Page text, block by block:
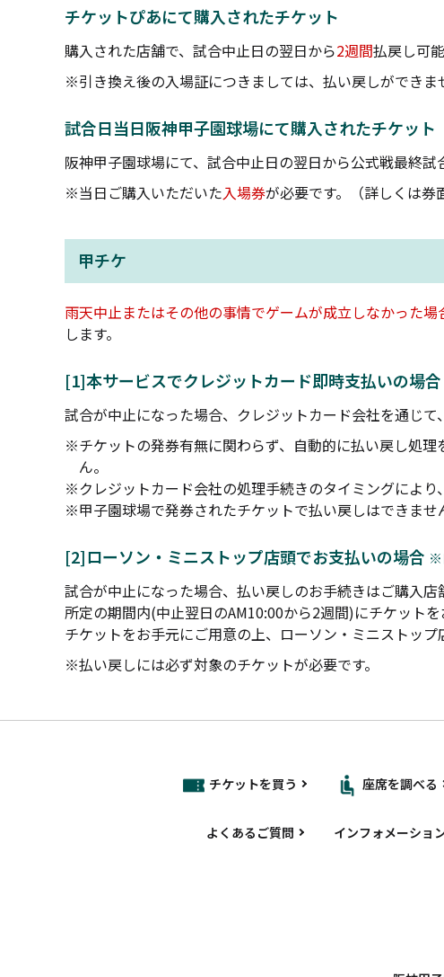
チケットぴあにて購入されたチケット
購入された店舗で、試合中止日の翌日から2週間払戻し可能
※引き換え後の入場証につきましては、払い戻しができま
試合日当日阪神甲子園球場にて購入されたチケット
阪神甲子園球場にて、試合中止日の翌日から公式戦最終試
※当日ご購入いただいた入場券が必要です。（詳しくは券
甲チケ
雨天中止またはその他の事情でゲームが成立しなかった場
します。
[1]本サービスでクレジットカード即時支払いの場合
試合が中止になった場合、クレジットカード会社を通じ
※チケットの発券有無に関わらず、自動的に払い戻し処
ん。
※クレジットカード会社の処理手続きのタイミングにより
※甲子園球場で発券されたチケットで払い戻しはできませ
[2]ローソン・ミニストップ店頭でお支払いの場合 ※
試合が中止になった場合、払い戻しのお手続きはご購入店
所定の期間内(中止翌日のAM10:00から2週間)にチケット
チケットをお手元にご用意の上、ローソン・ミニストッ
※払い戻しには必ず対象のチケットが必要です。
チケットを買う 座席を調べる
よくあるご質問 インフォメーショ